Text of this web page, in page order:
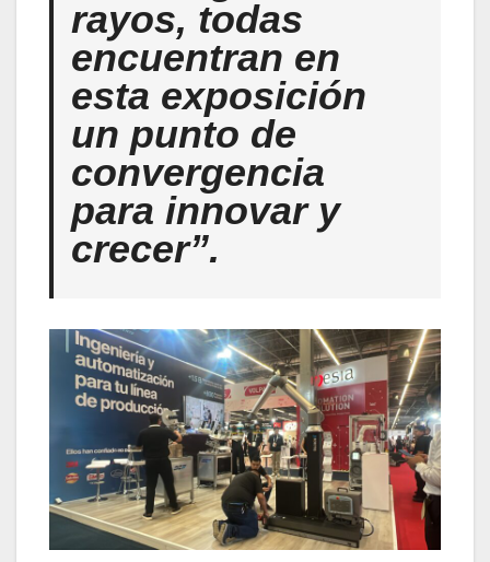
rayos, todas
encuentran en
esta exposición
un punto de
convergencia
para innovar y
crecer”.